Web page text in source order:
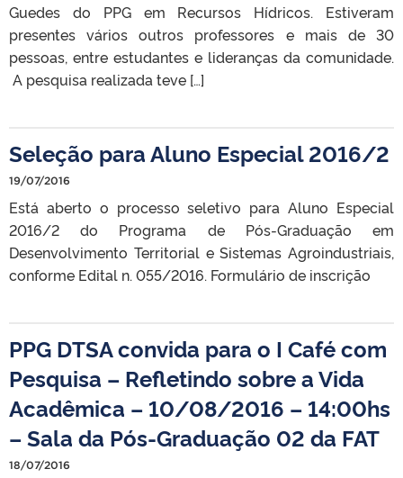
Guedes do PPG em Recursos Hídricos. Estiveram
presentes vários outros professores e mais de 30
pessoas, entre estudantes e lideranças da comunidade.
A pesquisa realizada teve […]
Seleção para Aluno Especial 2016/2
19/07/2016
Está aberto o processo seletivo para Aluno Especial
2016/2 do Programa de Pós-Graduação em
Desenvolvimento Territorial e Sistemas Agroindustriais,
conforme Edital n. 055/2016. Formulário de inscrição
PPG DTSA convida para o I Café com
Pesquisa – Refletindo sobre a Vida
Acadêmica – 10/08/2016 – 14:00hs
– Sala da Pós-Graduação 02 da FAT
18/07/2016